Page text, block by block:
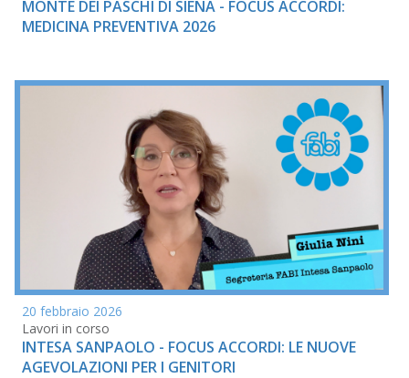
MONTE DEI PASCHI DI SIENA - FOCUS ACCORDI:
MEDICINA PREVENTIVA 2026
20 febbraio 2026
Lavori in corso
INTESA SANPAOLO - FOCUS ACCORDI: LE NUOVE
AGEVOLAZIONI PER I GENITORI